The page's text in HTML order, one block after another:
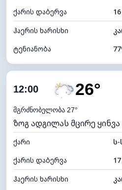
ღრუბლის სიმაღლე
ქარის დაბერვა
ჰაერის ხარისხი
ტენიანობა
ღრუბლიანობა
ნამის წერტილი
ხილვადობა
10
განათების ინდექსი 4
ღრუბლის სიმაღლე
12:00 26°
მგრძნობელობა 27°
ზოგ ადგილას მცირე ყინვა
ქარი
ს-
ქარის დაბერვა
ჰაერის ხარისხი